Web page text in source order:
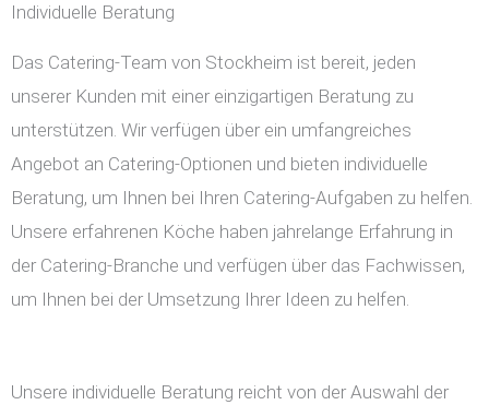
Individuelle Beratung
Das Catering-Team von Stockheim ist bereit, jeden
unserer Kunden mit einer einzigartigen Beratung zu
unterstützen. Wir verfügen über ein umfangreiches
Angebot an Catering-Optionen und bieten individuelle
Beratung, um Ihnen bei Ihren Catering-Aufgaben zu helfen.
Unsere erfahrenen Köche haben jahrelange Erfahrung in
der Catering-Branche und verfügen über das Fachwissen,
um Ihnen bei der Umsetzung Ihrer Ideen zu helfen.
Unsere individuelle Beratung reicht von der Auswahl der